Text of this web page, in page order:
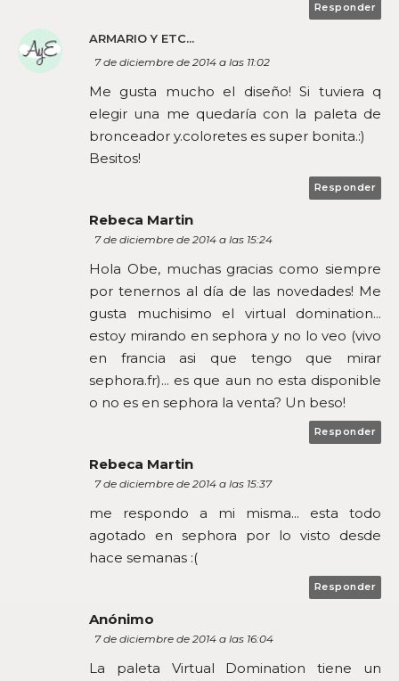
Responder
ARMARIO Y ETC...
7 de diciembre de 2014 a las 11:02
Me gusta mucho el diseño! Si tuviera q
elegir una me quedaría con la paleta de
bronceador y.coloretes es super bonita.:)
Besitos!
Responder
Rebeca Martin
7 de diciembre de 2014 a las 15:24
Hola Obe, muchas gracias como siempre
por tenernos al día de las novedades! Me
gusta muchisimo el virtual domination...
estoy mirando en sephora y no lo veo (vivo
en francia asi que tengo que mirar
sephora.fr)... es que aun no esta disponible
o no es en sephora la venta? Un beso!
Responder
Rebeca Martin
7 de diciembre de 2014 a las 15:37
me respondo a mi misma... esta todo
agotado en sephora por lo visto desde
hace semanas :(
Responder
Anónimo
7 de diciembre de 2014 a las 16:04
La paleta Virtual Domination tiene un